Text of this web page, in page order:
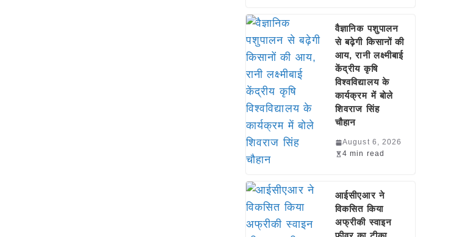
वैज्ञानिक पशुपालन
से बढ़ेगी किसानों की
आय, रानी लक्ष्मीबाई
केंद्रीय कृषि
विश्वविद्यालय के
कार्यक्रम में बोले
शिवराज सिंह
चौहान
August 6, 2026
4 min read
आईसीएआर ने
विकसित किया
अफ्रीकी स्वाइन